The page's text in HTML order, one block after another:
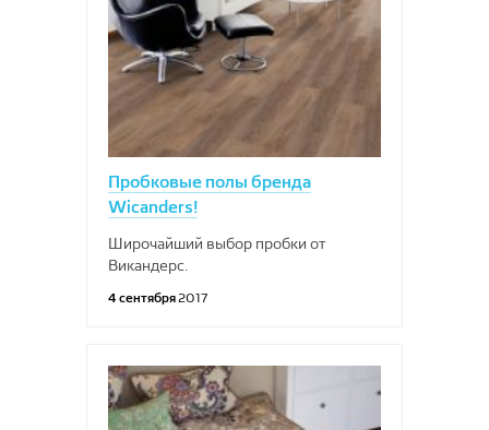
Пробковые полы бренда
Wicanders!
Широчайший выбор пробки от
Викандерс.
4 сентября2017